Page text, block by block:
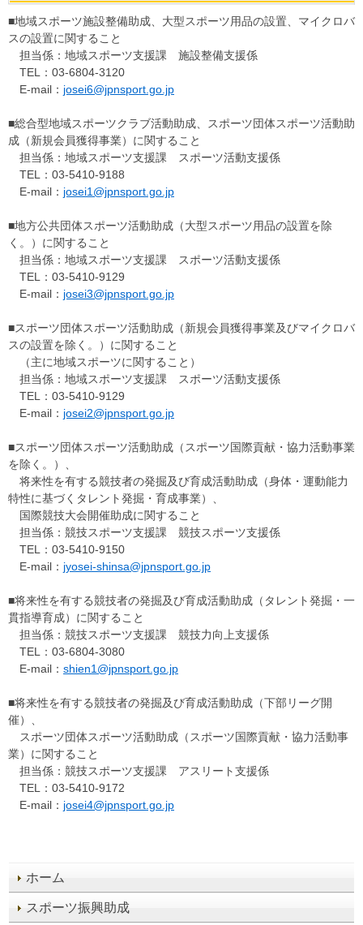
ホーム
スポーツ振興助成
■地域スポーツ施設整備助成、大型スポーツ用品の設置、マイクロバ
スの設置に関すること
担当係：地域スポーツ支援課 施設整備支援係
TEL：03-6804-3120
E-mail： josei6@jpnsport.go.jp
■総合型地域スポーツクラブ活動助成、スポーツ団体スポーツ活動助
成（新規会員獲得事業）に関すること
担当係：地域スポーツ支援課 スポーツ活動支援係
TEL：03-5410-9188
E-mail： josei1@jpnsport.go.jp
■地方公共団体スポーツ活動助成（大型スポーツ用品の設置を除
く。）に関すること
担当係：地域スポーツ支援課 スポーツ活動支援係
TEL：03-5410-9129
E-mail： josei3@jpnsport.go.jp
■スポーツ団体スポーツ活動助成（新規会員獲得事業及びマイクロバ
スの設置を除く。）に関すること
（主に地域スポーツに関すること）
担当係：地域スポーツ支援課 スポーツ活動支援係
TEL：03-5410-9129
E-mail： josei2@jpnsport.go.jp
■スポーツ団体スポーツ活動助成（スポーツ国際貢献・協力活動事業
を除く。）、
将来性を有する競技者の発掘及び育成活動助成（身体・運動能力
特性に基づくタレント発掘・育成事業）、
国際競技大会開催助成に関すること
担当係：競技スポーツ支援課 競技スポーツ支援係
TEL：03-5410-9150
E-mail： jyosei-shinsa@jpnsport.go.jp
■将来性を有する競技者の発掘及び育成活動助成（タレント発掘・一
貫指導育成）に関すること
担当係：競技スポーツ支援課 競技力向上支援係
TEL：03-6804-3080
E-mail： shien1@jpnsport.go.jp
■将来性を有する競技者の発掘及び育成活動助成（下部リーグ開
催）、
スポーツ団体スポーツ活動助成（スポーツ国際貢献・協力活動事
業）に関すること
担当係：競技スポーツ支援課 アスリート支援係
TEL：03-5410-9172
E-mail： josei4@jpnsport.go.jp